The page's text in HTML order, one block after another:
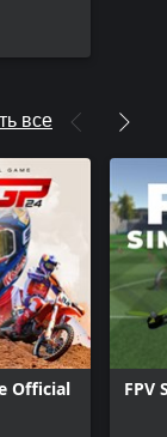
все
Official
FPV